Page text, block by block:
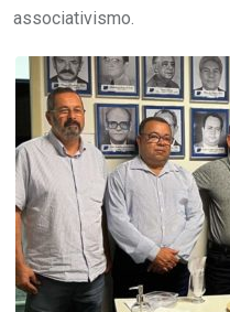
associativismo.